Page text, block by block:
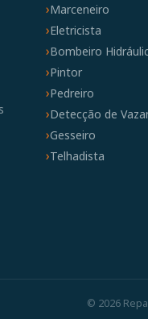
Marceneiro
Eletricista
Bombeiro
Pintor
Pedreiro
Detecção de
Gesseiro
Telhadista
© 2026